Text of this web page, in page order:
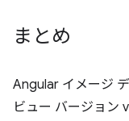
まとめ
Angular イメージ
ビュー バージョン